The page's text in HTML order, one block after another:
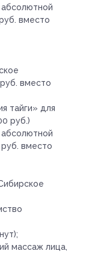
вместо
вместо
тайги» для
руб.)
вместо
массаж лица,